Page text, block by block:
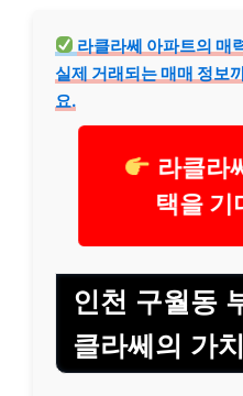
라클라쎄 아파트의 매
실제 거래되는 매매 정보
요.
라클라
택을 기
인천 구월동
클라쎄의 가